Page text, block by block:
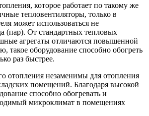
которое работает по такому же
тепловентиляторы, только в
может использоваться не
(пар). От стандартных тепловых
агрегаты отличаются повышенной
такое оборудование способно обогреть
раз быстрее.
отопления незаменимы для отопления
помещений. Благодаря высокой
способно обогревать и
микроклимат в помещениях